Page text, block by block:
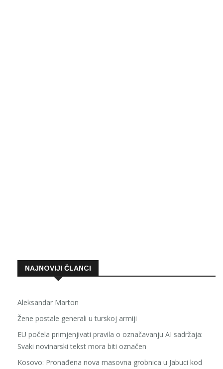
NAJNOVIJI ČLANCI
Aleksandar Marton
Žene postale generali u turskoj armiji
EU počela primjenjivati pravila o označavanju AI sadržaja:
Svaki novinarski tekst mora biti označen
Kosovo: Pronađena nova masovna grobnica u Jabuci kod